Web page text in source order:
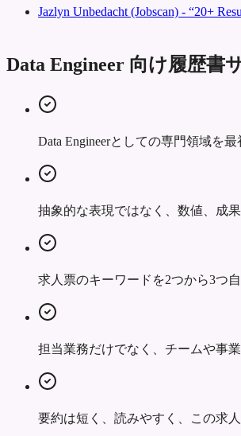
Jazlyn Unbedacht (Jobscan) - “20+
Data Engineer 向け履歴書
Data Engineerとしての専門領域を
抽象的な表現ではなく、数値、成
求人票のキーワードを2つから3つ
担当業務だけでなく、チームや事
要約は短く、読みやすく、この求